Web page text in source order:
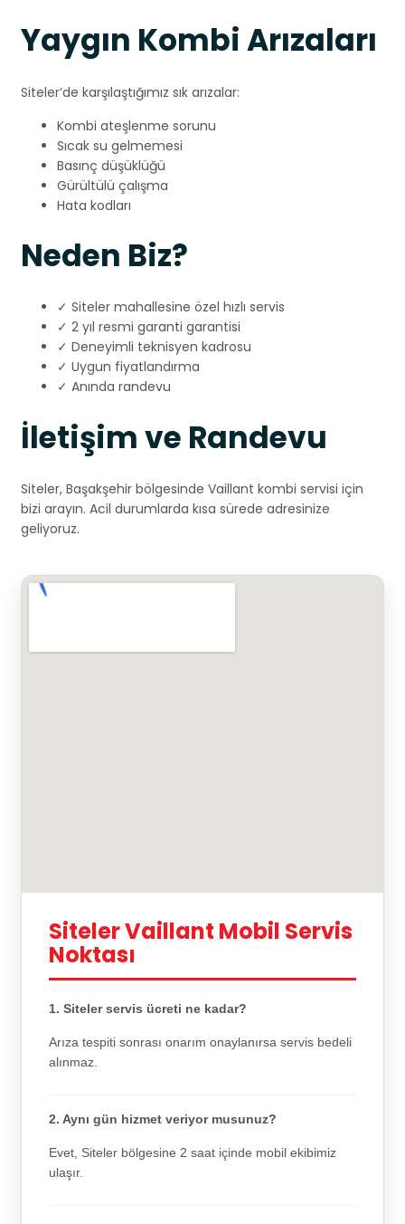
Yaygın Kombi Arızaları
Siteler’de karşılaştığımız sık arızalar:
Kombi ateşlenme sorunu
Sıcak su gelmemesi
Basınç düşüklüğü
Gürültülü çalışma
Hata kodları
Neden Biz?
✓ Siteler mahallesine özel hızlı servis
✓ 2 yıl resmi garanti garantisi
✓ Deneyimli teknisyen kadrosu
✓ Uygun fiyatlandırma
✓ Anında randevu
İletişim ve Randevu
Siteler, Başakşehir bölgesinde Vaillant kombi servisi için
bizi arayın. Acil durumlarda kısa sürede adresinize
geliyoruz.
Siteler Vaillant Mobil Servis
Noktası
1. Siteler servis ücreti ne kadar?
Arıza tespiti sonrası onarım onaylanırsa servis bedeli
alınmaz.
2. Aynı gün hizmet veriyor musunuz?
Evet, Siteler bölgesine 2 saat içinde mobil ekibimiz
ulaşır.